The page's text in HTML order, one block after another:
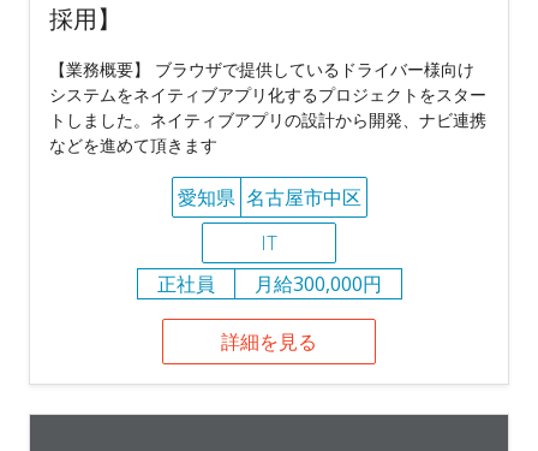
採用】
【業務概要】 ブラウザで提供しているドライバー様向け
システムをネイティブアプリ化するプロジェクトをスター
トしました。ネイティブアプリの設計から開発、ナビ連携
などを進めて頂きます
愛知県 名古屋市中区
IT
正社員
月給300,000円
詳細を見る